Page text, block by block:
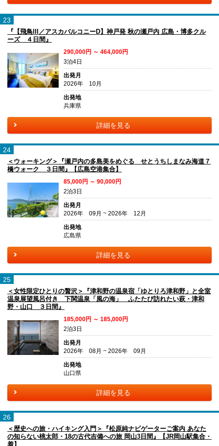
23
『【飛鳥III／アスカバルコニーD】神戸発 秋の瀬戸内 広島・博多クル
ーズ ４日間』
290,000円 ～ 464,000円
3泊4日
出発月
2026年 10月
出発地
兵庫県
詳細を見る
24
＜ウォーキング＞『瀬戸内の多島美をめぐる せとうちしまなみ海道７
橋ウォーク ３日間』【広島空港集合】
85,000円 ～ 90,000円
2泊3日
出発月
2026年 09月 ~ 2026年 12月
出発地
広島県
詳細を見る
25
＜女性限定ひとりの贅沢＞『津和野の温泉宿「ゆとりろ津和野」と全室
温泉展望風呂付き 下関温泉「風の海」 ふたたび訪れたい萩・津和
野・山口 ３日間』
185,000円 ～ 185,000円
2泊3日
出発月
2026年 08月 ~ 2026年 09月
出発地
山口県
詳細を見る
26
＜歴史への旅・ハイキング入門＞『松原純ナビゲーターご案内 あなた
の知らない桃太郎・18の古代吉備への旅 岡山3日間』【JR岡山駅集合・
着】